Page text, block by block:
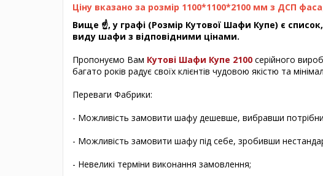
Ціну вказано за розмір 1100*1100*2100 мм з ДСП
Вище ☝, у графі (Розмір Кутової Шафи Купе) є
виду шафи з відповідними цінами.
Пропонуємо Вам Кутові Шафи Купе 2100 серійного
багато років радує своїх клієнтів чудовою якістю та
Переваги Фабрики:
- Можливість замовити шафу дешевше, вибравши потрібний
- Можливість замовити шафу під себе, зробивши
- Невеликі терміни виконання замовлення;